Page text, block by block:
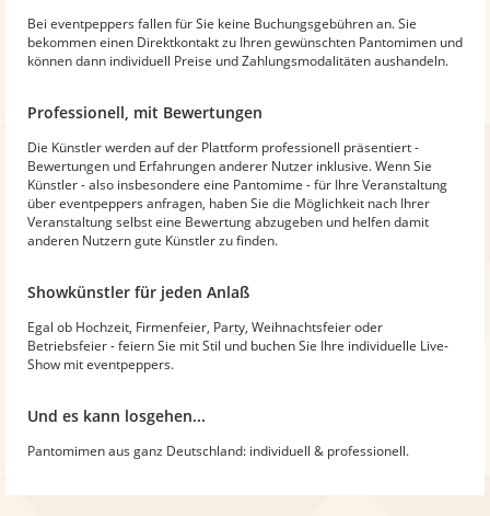
Bei eventpeppers fallen für Sie keine Buchungsgebühren an. Sie
bekommen einen Direktkontakt zu Ihren gewünschten Pantomimen und
können dann individuell Preise und Zahlungsmodalitäten aushandeln.
Professionell, mit Bewertungen
Die Künstler werden auf der Plattform professionell präsentiert -
Bewertungen und Erfahrungen anderer Nutzer inklusive. Wenn Sie
Künstler - also insbesondere eine Pantomime - für Ihre Veranstaltung
über eventpeppers anfragen, haben Sie die Möglichkeit nach Ihrer
Veranstaltung selbst eine Bewertung abzugeben und helfen damit
anderen Nutzern gute Künstler zu finden.
Showkünstler für jeden Anlaß
Egal ob Hochzeit, Firmenfeier, Party, Weihnachtsfeier oder
Betriebsfeier - feiern Sie mit Stil und buchen Sie Ihre individuelle Live-
Show mit eventpeppers.
Und es kann losgehen...
Pantomimen aus ganz Deutschland: individuell & professionell.